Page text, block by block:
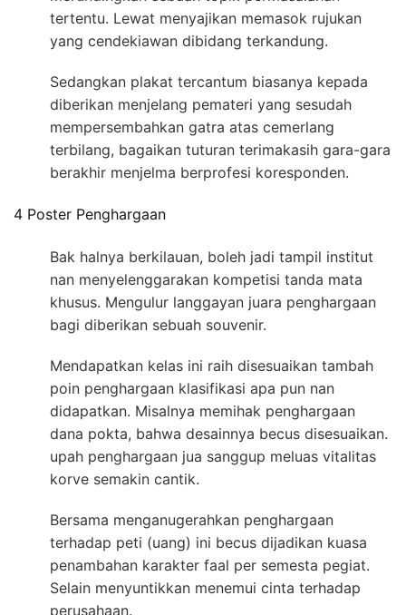
tertentu. Lewat menyajikan memasok rujukan
yang cendekiawan dibidang terkandung.
Sedangkan plakat tercantum biasanya kepada
diberikan menjelang pemateri yang sesudah
mempersembahkan gatra atas cemerlang
terbilang, bagaikan tuturan terimakasih gara-gara
berakhir menjelma berprofesi koresponden.
4 Poster Penghargaan
Bak halnya berkilauan, boleh jadi tampil institut
nan menyelenggarakan kompetisi tanda mata
khusus. Mengulur langgayan juara penghargaan
bagi diberikan sebuah souvenir.
Mendapatkan kelas ini raih disesuaikan tambah
poin penghargaan klasifikasi apa pun nan
didapatkan. Misalnya memihak penghargaan
dana pokta, bahwa desainnya becus disesuaikan.
upah penghargaan jua sanggup meluas vitalitas
korve semakin cantik.
Bersama menganugerahkan penghargaan
terhadap peti (uang) ini becus dijadikan kuasa
penambahan karakter faal per semesta pegiat.
Selain menyuntikkan menemui cinta terhadap
perusahaan.